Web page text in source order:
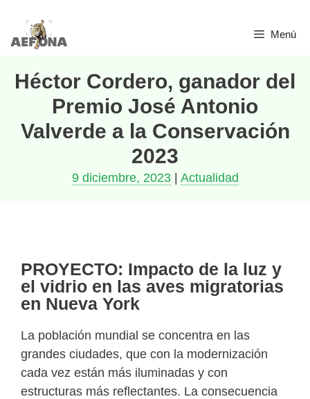
Menú
Héctor Cordero, ganador del
Premio José Antonio
Valverde a la Conservación
2023
9 diciembre, 2023| Actualidad
PROYECTO: Impacto de la luz y
el vidrio en las aves migratorias
en Nueva York
La población mundial se concentra en las
grandes ciudades, que con la modernización
cada vez están más iluminadas y con
estructuras más reflectantes. La consecuencia